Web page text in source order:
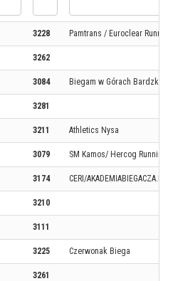
3228 Pamtrans / Euroclear
3262
3084 Biegam w Górach Bardzkich
3281
3211 Athletics Nysa
3079 SM Kamos/ Hercog Running
3174 CERI/AKADEMIABIEGACZA.PL
3210
3111
3225 Czerwonak Biega
3261